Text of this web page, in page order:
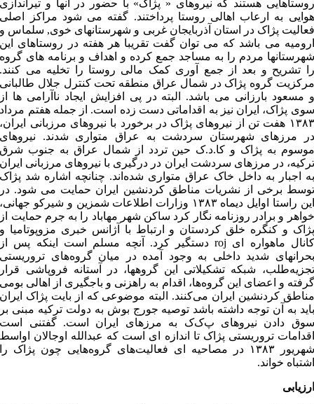
روستاهایی هستند که نیروهای « پژاک» با حضور در آنها و تیراندازی
هوایی به ارعاب اهالی روستا پرداختند. گفته می شود مراکز اصلی
فعالیت پژاک در استان آذربایجان غربی و شهرستانهای خوی, سلماس و
ارومیه می باشد که می توان گفت تقریبا هر هفته در روستاهای این
شهرستانها مردم را به مساجد جمع کرده و اهداف و برنامه های گروه
را تشریح و بعد از جمع آوری کمک مالی روستا را تخلیه می کنند.
مرکزیت گروه پژاک در شمال عراق منطقه تحت کنترل جلال طالبانی
و مسعود بارزانی می باشد. البته در پی افزایش ایجاد ناآرامی ها از
سوی پژاک، ایران نیز به اقداماتی دست زده است. از جمله هفتم مرداد
۱۳۸۳ هفت تن از نیروهای پژاک در برخورد با نیروهای مرزبانی ایران،
در مرزهای شهرستان سردشت به عراق متواری شدند. نیروهای
موسوم به پژاک و کا.د.ک حین تردد از شمال عراق به جنوب شرق
ترکیه، در مرزهای سردشت ایران در درگیری با نیروهای مرزبانی ایران
به اجبار به داخل خاک عراق متواری شده‌اند. چنانچه اشاره شد پژاک
توسط برخی از نشریات مناطق کردنشین ایران حمایت می شود. در
این راستا اوایل دیماه ۱۳۸۳ وزارات اطلاعات شمزین و شیرکو جهانی،
خواهر و برادر روزنامه نگار کرد ساکن شهر مهاباد را به جرم حمایت از
پژاک و کنگره خلق کردستان و ارتباط با آژانس خبری مزوپوتامیا و
کانال ماهواره ای roj دستگیر کرد. آنچه مسلم است اینکه پس از
بحرانهای شدید داخلی به وجود آمده در میان گروه‌های تروریستی
تجزیه‌طلب، شبکه تشکیلاتی این گروهها، در آستانه فروپاشی قرار
گرفته و اعضای این گروه‌ها، اقدام به راهزنی و باجگیری از اهالی بومی
مناطق کردنشین ایران می‌کنند. البته موضوعی که از بایت پژاک ایران
باید به آن توجه داشته باشد توصیه جورج بوش به دولت ترکیه مبنی بر
سوق دادن نیروهای پ‌ک‌ک به مرزهای ایران است. گفتنی است
اقدامات تروریستی پژاک تا اندازه ای است که عبدالله اوجالان اواسط
شهریور ۱۳۸۳ در مصاحیه ای فعالیت‌های گروه‌هایی چون پژاک را
اشتباه خواند.
ارزیابی